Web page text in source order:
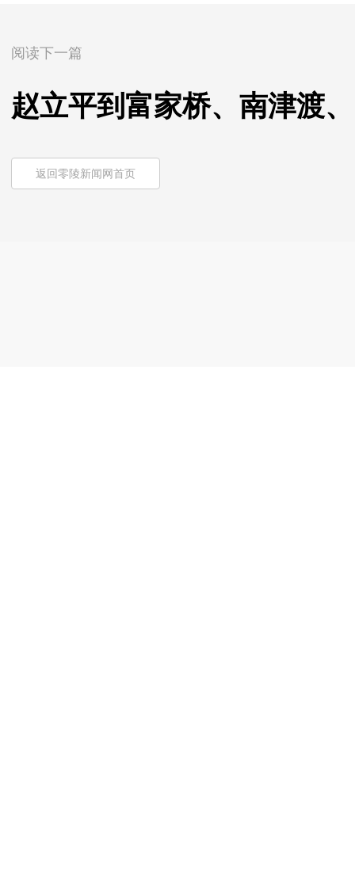
阅读下一篇
赵立平到富家桥、南津渡
返回零陵新闻网首页